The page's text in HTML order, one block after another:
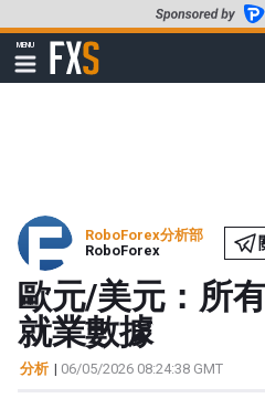
至
要
MENU
顯
示
FXStreet
RoboForex分析部
RoboForex
歐元/美元：所
就業數據
分析 | 06/05/2026 08:24:38 GMT